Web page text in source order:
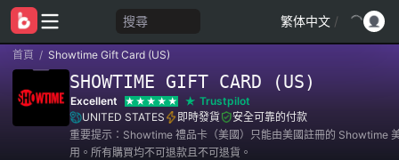
搜尋 繁体中文 /
首頁 / Showtime Gift Card (US)
SHOWTIME GIFT CARD (US)
Excellent
Trustpilot
UNITED STATES
即時發貨
安全可靠的付款
重要提示：Showtime 禮品卡（美國）只能由美國註冊的 Showtime
用。所有購買均不可退款且不可退貨。